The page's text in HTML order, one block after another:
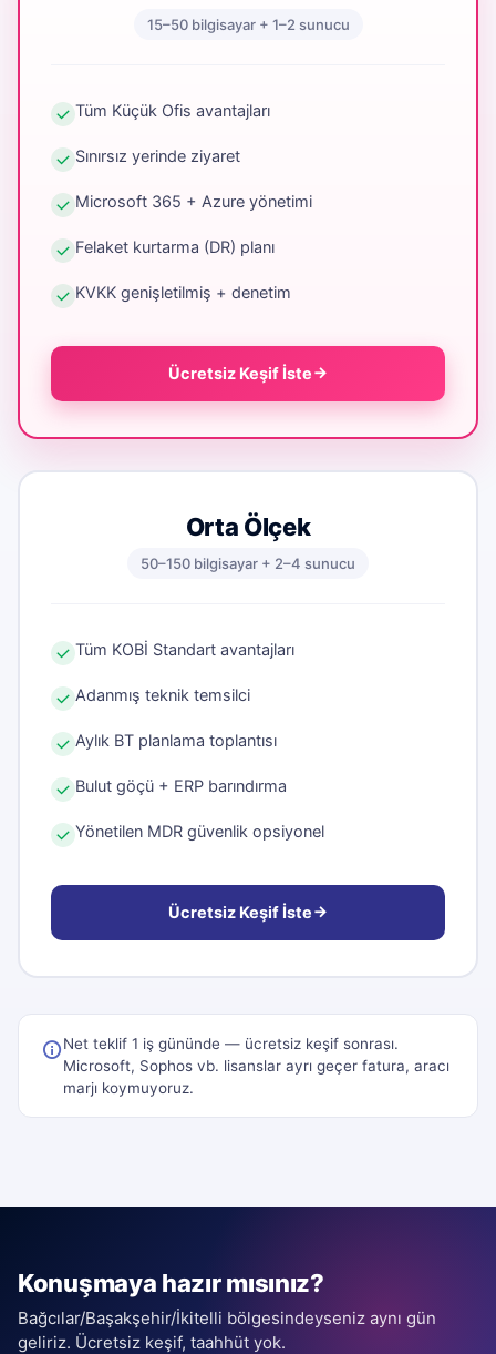
15–50 bilgisayar + 1–2 sunucu
Tüm Küçük Ofis avantajları
Sınırsız yerinde ziyaret
Microsoft 365 + Azure yönetimi
Felaket kurtarma (DR) planı
KVKK genişletilmiş + denetim
Ücretsiz Keşif İste
Orta Ölçek
50–150 bilgisayar + 2–4 sunucu
Tüm KOBİ Standart avantajları
Adanmış teknik temsilci
Aylık BT planlama toplantısı
Bulut göçü + ERP barındırma
Yönetilen MDR güvenlik opsiyonel
Ücretsiz Keşif İste
Net teklif 1 iş gününde — ücretsiz keşif sonrası.
Microsoft, Sophos vb. lisanslar ayrı geçer fatura, aracı
marjı koymuyoruz.
Konuşmaya hazır mısınız?
Bağcılar/Başakşehir/İkitelli bölgesindeyseniz aynı gün
geliriz. Ücretsiz keşif, taahhüt yok.